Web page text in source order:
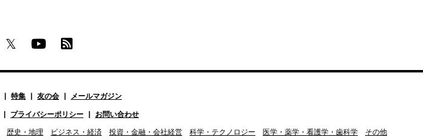
特集 友の会 メールマガジン
プライバシーポリシー お問い合わせ
歴史・地理 ビジネス・経済 投資・金融・会社経営 科学・テクノロジー 医学・薬学・看護学・歯科学 その他